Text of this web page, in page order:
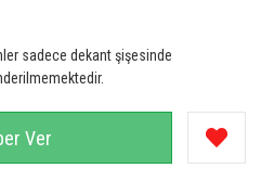
sadece dekant şişesinde
Ver